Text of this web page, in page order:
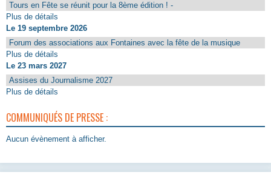
Tours en Fête se réunit pour la 8ème édition ! -
Plus de détails
Le 19 septembre 2026
Forum des associations aux Fontaines avec la fête de la musique
Plus de détails
Le 23 mars 2027
Assises du Journalisme 2027
Plus de détails
COMMUNIQUÉS DE PRESSE :
Aucun évènement à afficher.